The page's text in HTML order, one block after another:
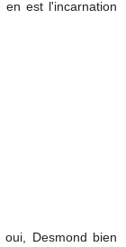
est l'incarnation
Desmond bien